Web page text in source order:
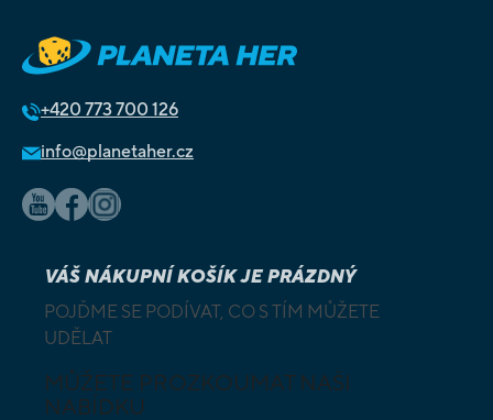
+420 773 700 126
info@planetaher.cz
VÁŠ NÁKUPNÍ KOŠÍK JE PRÁZDNÝ
POJĎME SE PODÍVAT, CO S TÍM MŮŽETE
UDĚLAT
MŮŽETE PROZKOUMAT NAŠI
NABÍDKU